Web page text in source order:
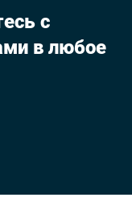
с
в любое